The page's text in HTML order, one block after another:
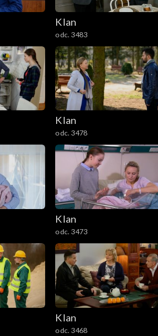
Klan
odc. 3483
Klan
odc. 3478
Klan
odc. 3473
Klan
odc. 3468